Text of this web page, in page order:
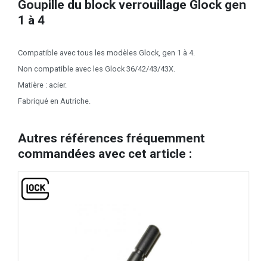
Goupille du block verrouillage Glock gen
1 à 4
Compatible avec tous les modèles Glock, gen 1 à 4.
Non compatible avec les Glock 36/42/43/43X.
Matière : acier.
Fabriqué en Autriche.
Autres références fréquemment
commandées avec cet article :